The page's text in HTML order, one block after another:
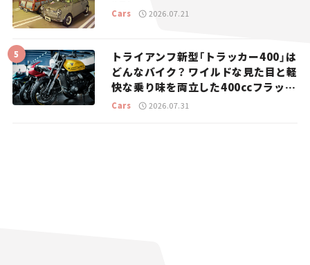
Cars 2026.07.21
トライアンフ新型「トラッカー400」は
どんなバイク？ ワイルドな見た目と軽
快な乗り味を両立した400ccフラット
トラッカー【試乗レビュー】
Cars 2026.07.31